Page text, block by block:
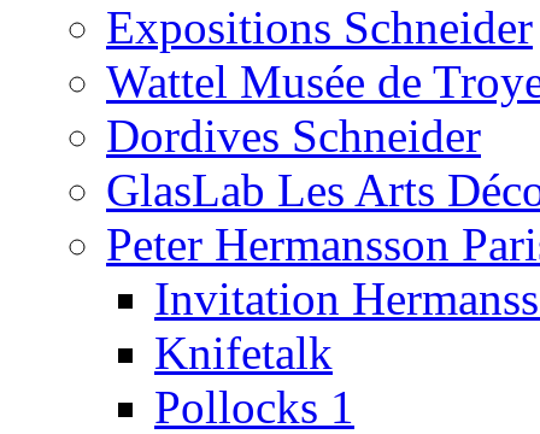
Expositions Schneider
Wattel Musée de
Dordives Schneider
GlasLab Les Arts
Peter Hermansson
Invitation
Knifetalk
Pollocks 1